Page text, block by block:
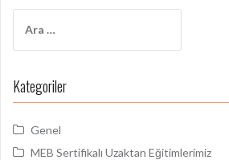
a
ş
ı
m
ı
a
a
:
Kategoriler
Genel
MEB Sertifikalı Uzaktan Eğitimlerimiz